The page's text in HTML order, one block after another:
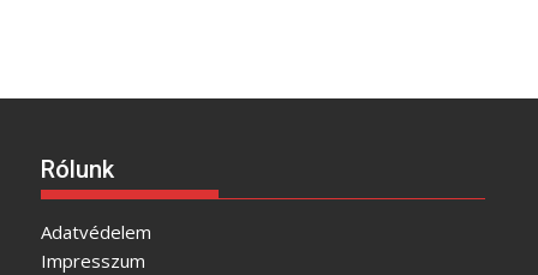
Rólunk
Adatvédelem
Impresszum